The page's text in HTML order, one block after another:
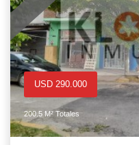
USD 290.000
200.5 M² Totales